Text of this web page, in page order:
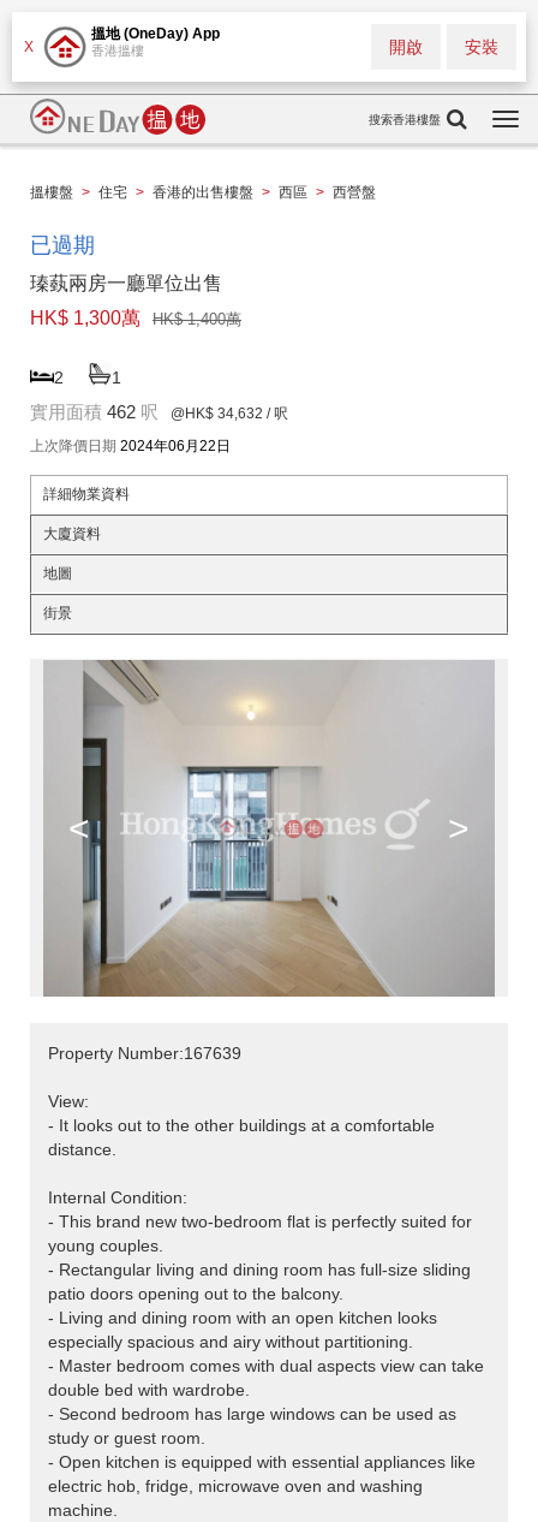
X
搵地 (OneDay) App
香港搵樓 安裝
開啟
搜索香港樓盤
搵樓盤 > 住宅 > 香港的出售樓盤 > 西區 > 西營盤
已過期
瑧蓺兩房一廳單位出售
HK$ 1,300萬
HK$ 1,400萬
2 1
實用面積 462 呎 @HK$ 34,632 / 呎
上次降價日期 2024年06月22日
詳細物業資料
大廈資料
地圖
街景
< >
Property Number:167639
View:
- It looks out to the other buildings at a comfortable
distance.
Internal Condition:
- This brand new two-bedroom flat is perfectly suited for
young couples.
- Rectangular living and dining room has full-size sliding
patio doors opening out to the balcony.
- Living and dining room with an open kitchen looks
especially spacious and airy without partitioning.
- Master bedroom comes with dual aspects view can take
double bed with wardrobe.
- Second bedroom has large windows can be used as
study or guest room.
- Open kitchen is equipped with essential appliances like
electric hob, fridge, microwave oven and washing
machine.